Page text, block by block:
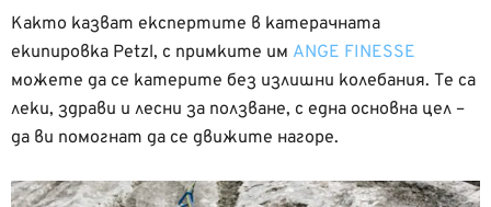
Както казват експертите в катерачната
екипировка Petzl, с примките им ANGE FINESSE
можете да се катерите без излишни колебания. Те са
леки, здрави и лесни за ползване, с една основна цел –
да ви помогнат да се движите нагоре.